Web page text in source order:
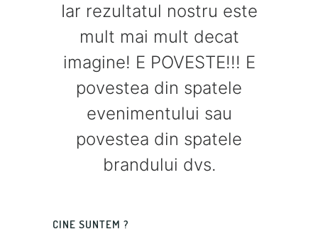
Iar rezultatul nostru este
mult mai mult decat
imagine! E POVESTE!!! E
povestea din spatele
evenimentului sau
povestea din spatele
brandului dvs.
CINE SUNTEM ?